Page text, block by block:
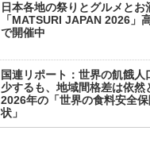
日本各地の祭りとグルメとお
「MATSURI JAPAN 2026」
で開催中
国連リポート：世界の飢餓人
少するも、地域間格差は依然
2026年の「世界の食料安全
状」